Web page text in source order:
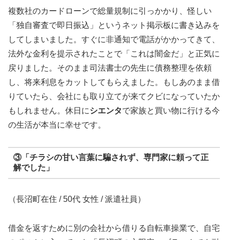
複数社のカードローンで総量規制に引っかかり、怪しい
「独自審査で即日振込」というネット掲示板に書き込みを
してしまいました。すぐに非通知で電話がかかってきて、
法外な金利を提示されたことで「これは闇金だ」と正気に
戻りました。そのまま司法書士の先生に債務整理を依頼
し、将来利息をカットしてもらえました。もしあのまま借
りていたら、会社にも取り立てが来てクビになっていたか
もしれません。休日にシエンタで家族と買い物に行ける今
の生活が本当に幸せです。
③「チラシの甘い言葉に騙されず、専門家に頼って正
解でした」
（長沼町在住 / 50代 女性 / 派遣社員）
借金を返すために別の会社から借りる自転車操業で、自宅